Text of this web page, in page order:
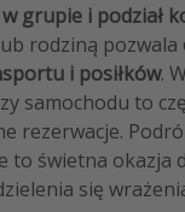
grupie i podział
rodziną pozwala
i posiłków.
samochodu to
rezerwacje.
to świetna okazja
się